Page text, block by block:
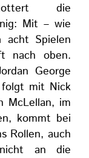
die
Mit – wie
Spielen
nach oben.
George
mit Nick
McLellan, im
kommt bei
Rollen, auch
an die